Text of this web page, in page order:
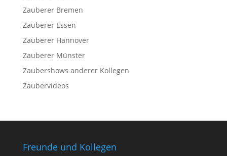
Zauberer Bremen
Zauberer Essen
Zauberer Hannover
Zauberer Münster
Zaubershows anderer Kollegen
Zaubervideos
Freunde und Kollegen